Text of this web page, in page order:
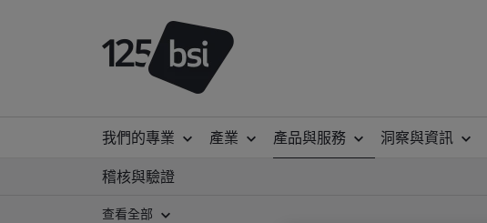
我們的專業 產業 產品與服務 洞察與資訊
稽核與驗證
查看全部